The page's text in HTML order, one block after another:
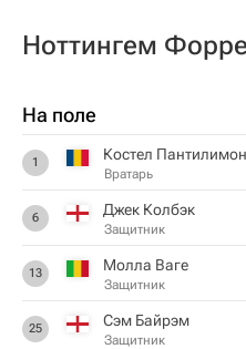
Ноттингем
На поле
1 Костел Пантилимон
Вратарь
6 Джек Колбэк
Защитник
13 Молла Ваге
Защитник
25 Сэм Байрэм
Защитник